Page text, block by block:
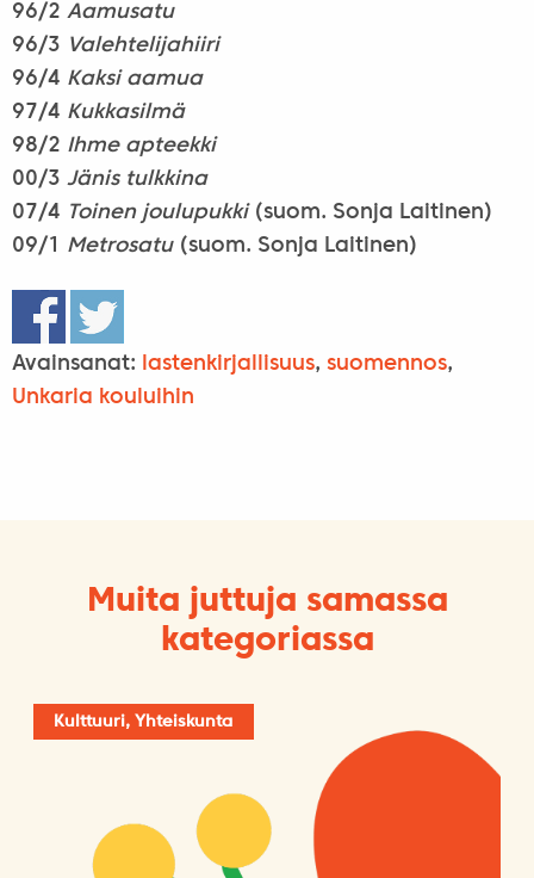
96/2 Aamusatu
96/3 Valehtelijahiiri
96/4 Kaksi aamua
97/4 Kukkasilmä
98/2 Ihme apteekki
00/3 Jänis tulkkina
07/4 Toinen joulupukki(suom. Sonja Laitinen)
09/1 Metrosatu(suom. Sonja Laitinen)
Avainsanat: lastenkirjallisuus, suomennos,
Unkaria kouluihin
Muita juttuja samassa
kategoriassa
Kulttuuri, Yhteiskunta